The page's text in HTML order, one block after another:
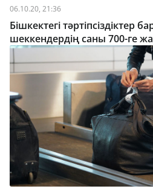
06.10.20, 21:36
Бішкектегі тәртіпсіздіктер
шеккендердің саны 700-ге